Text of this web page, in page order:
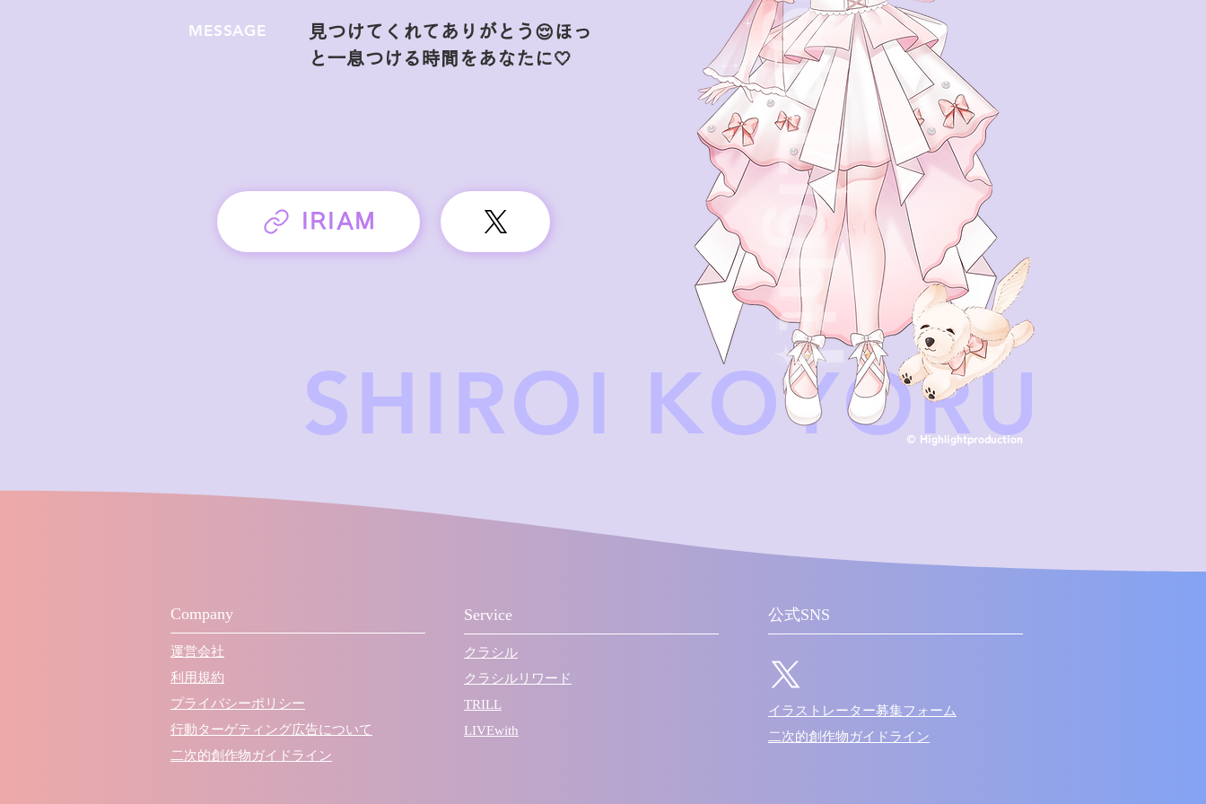
SHIROI KOYORU
MESSAGE
見つけてくれてありがとう😌ほっ
と一息つける時間をあなたに🤍
IRIAM
© Highlightproduction
Company
運営会社
利用規約
プライバシーポリシー
行動ターゲティング広告について
​二次的創作物ガイドライン
Service
クラシル
クラシルリワード
TRILL
LIVEwith
公式SNS
​イラストレーター募集フォーム
​二次的創作物ガイドライン